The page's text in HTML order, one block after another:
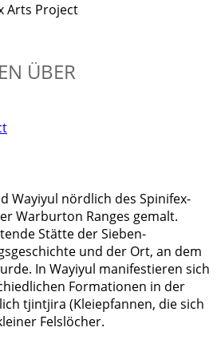
Arts Project
ÜBER
Wayiyul nördlich des Spinifex-
Warburton Ranges gemalt.
Stätte der Sieben-
und der Ort, an dem
In Wayiyul manifestieren sich
Formationen in der
tjintjira (Kleiepfannen, die sich
Felslöcher.